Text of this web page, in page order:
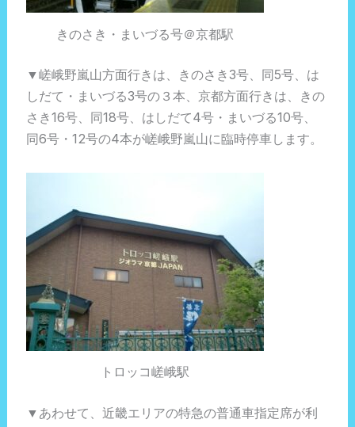
きのさき・まいづる号＠京都駅
▼嵯峨野嵐山方面行きは、きのさき3号、同5号、は
しだて・まいづる3号の３本、京都方面行きは、きの
さき16号、同18号、はしだて4号・まいづる10号、
同6号・12号の4本が嵯峨野嵐山に臨時停車します。
トロッコ嵯峨駅
▼あわせて、近畿エリアの特急の普通車指定席が利